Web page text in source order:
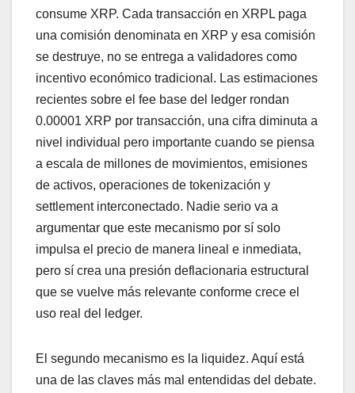
consume XRP. Cada transacción en XRPL paga
una comisión denominata en XRP y esa comisión
se destruye, no se entrega a validadores como
incentivo económico tradicional. Las estimaciones
recientes sobre el fee base del ledger rondan
0.00001 XRP por transacción, una cifra diminuta a
nivel individual pero importante cuando se piensa
a escala de millones de movimientos, emisiones
de activos, operaciones de tokenización y
settlement interconectado. Nadie serio va a
argumentar que este mecanismo por sí solo
impulsa el precio de manera lineal e inmediata,
pero sí crea una presión deflacionaria estructural
que se vuelve más relevante conforme crece el
uso real del ledger.
El segundo mecanismo es la liquidez. Aquí está
una de las claves más mal entendidas del debate.